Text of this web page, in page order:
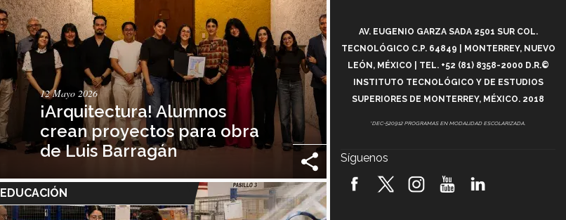
12 Mayo 2026
¡Arquitectura! Alumnos
crean proyectos para obra
de Luis Barragán
EDUCACIÓN
¡México, en el top del mundial de
robótica FIRST 2026! (video)
Vida Tec: Pasión, disciplina y
(video)
Vida Tec: Feminismo e Inteligencia
AV. EUGENIO GARZA SADA 2501 SUR COL.
TECNOLÓGICO C.P. 64849 | MONTERREY, NUEVO
LEÓN, MÉXICO | TEL. +52 (81) 8358-2000 D.R.©
INSTITUTO TECNOLÓGICO Y DE ESTUDIOS
SUPERIORES DE MONTERREY, MÉXICO. 2018
*DEC-520912 PROGRAMAS EN MODALIDAD ESCOLARIZADA.
Síguenos